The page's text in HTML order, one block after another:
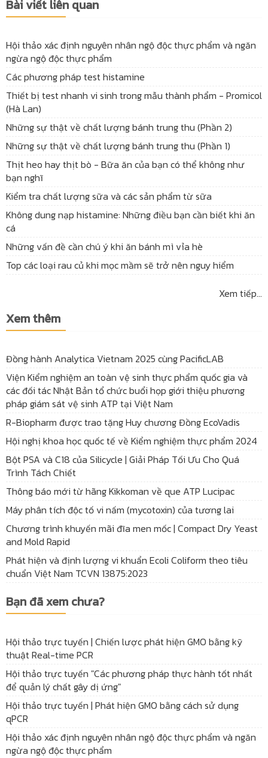
Bài viết liên quan
Hội thảo xác định nguyên nhân ngộ độc thực phẩm và ngăn
ngừa ngộ độc thực phẩm
Các phương pháp test histamine
Thiết bị test nhanh vi sinh trong mẫu thành phẩm - Promicol
(Hà Lan)
Những sự thật về chất lượng bánh trung thu (Phần 2)
Những sự thật về chất lượng bánh trung thu (Phần 1)
Thịt heo hay thịt bò - Bữa ăn của bạn có thể không như
bạn nghĩ
Kiểm tra chất lượng sữa và các sản phẩm từ sữa
Không dung nạp histamine: Những điều bạn cần biết khi ăn
cá
Những vấn đề cần chú ý khi ăn bánh mì vỉa hè
Top các loại rau củ khi mọc mầm sẽ trở nên nguy hiểm
Xem tiếp...
Xem thêm
Đồng hành Analytica Vietnam 2025 cùng PacificLAB
Viện Kiểm nghiệm an toàn vệ sinh thực phẩm quốc gia và
các đối tác Nhật Bản tổ chức buổi họp giới thiệu phương
pháp giám sát vệ sinh ATP tại Việt Nam
R-Biopharm được trao tặng Huy chương Đồng EcoVadis
Hội nghị khoa học quốc tế về Kiểm nghiệm thực phẩm 2024
Bột PSA và C18 của Silicycle | Giải Pháp Tối Ưu Cho Quá
Trình Tách Chiết
Thông báo mới từ hãng Kikkoman về que ATP Lucipac
Máy phân tích độc tố vi nấm (mycotoxin) của tương lai
Chương trình khuyến mãi đĩa men mốc | Compact Dry Yeast
and Mold Rapid
Phát hiện và định lượng vi khuẩn Ecoli Coliform theo tiêu
chuẩn Việt Nam TCVN 13875:2023
Bạn đã xem chưa?
Hội thảo trực tuyến | Chiến lược phát hiện GMO bằng kỹ
thuật Real-time PCR
Hội thảo trực tuyến "Các phương pháp thực hành tốt nhất
để quản lý chất gây dị ứng"
Hội thảo trực tuyến | Phát hiện GMO bằng cách sử dụng
qPCR
Hội thảo xác định nguyên nhân ngộ độc thực phẩm và ngăn
ngừa ngộ độc thực phẩm